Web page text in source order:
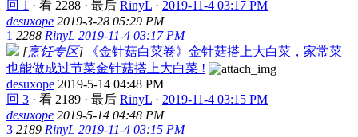
回 1 · 看 2288 · 最后 RinyL · 2019-11-4 03:17 PM
desuxope 2019-3-28 05:29 PM
1 2288 RinyL 2019-11-4 03:17 PM
[烹饪专区]
《金针菇白菜卷》金针菇搭上大白菜，家常菜
也能做成过节菜金针菇搭上大白菜 !
desuxope 2019-5-14 04:48 PM
回 3 · 看 2189 · 最后 RinyL · 2019-11-4 03:15 PM
desuxope 2019-5-14 04:48 PM
3 2189 RinyL 2019-11-4 03:15 PM